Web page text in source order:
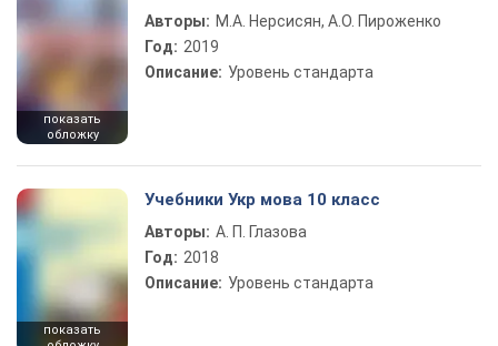
показать
обложку
Авторы: М.А. Нерсисян, А.О. Пироженко
Год: 2019
Описание: Уровень стандарта
показать
Учебники Укр мова 10 класс
Авторы: А. П. Глазова
Год: 2018
Описание: Уровень стандарта